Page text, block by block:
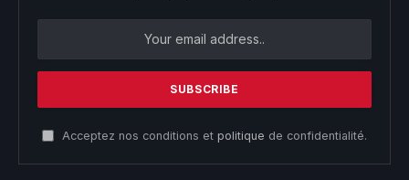
Acceptez nos conditions et politique de confidentialité.